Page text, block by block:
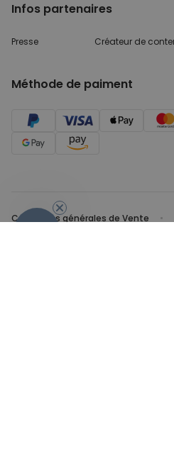
Infos partenaires
Presse Créateur de
Méthode de paiment
Conditions générales de Vente